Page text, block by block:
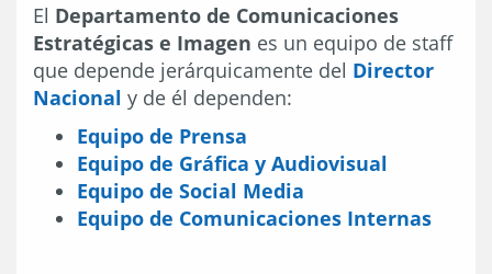
El Departamento de Comunicaciones
Estratégicas e Imagen es un equipo de staff
que depende jerárquicamente del Director
Nacional y de él dependen:
Equipo de Prensa
Equipo de Gráfica y Audiovisual
Equipo de Social Media
Equipo de Comunicaciones Internas